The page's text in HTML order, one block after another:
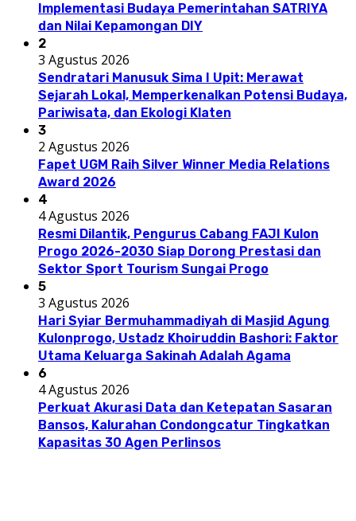
Implementasi Budaya Pemerintahan SATRIYA
dan Nilai Kepamongan DIY
2
3 Agustus 2026
Sendratari Manusuk Sima I Upit: Merawat
Sejarah Lokal, Memperkenalkan Potensi Budaya,
Pariwisata, dan Ekologi Klaten
3
2 Agustus 2026
Fapet UGM Raih Silver Winner Media Relations
Award 2026
4
4 Agustus 2026
Resmi Dilantik, Pengurus Cabang FAJI Kulon
Progo 2026-2030 Siap Dorong Prestasi dan
Sektor Sport Tourism Sungai Progo
5
3 Agustus 2026
Hari Syiar Bermuhammadiyah di Masjid Agung
Kulonprogo, Ustadz Khoiruddin Bashori: Faktor
Utama Keluarga Sakinah Adalah Agama
6
4 Agustus 2026
Perkuat Akurasi Data dan Ketepatan Sasaran
Bansos, Kalurahan Condongcatur Tingkatkan
Kapasitas 30 Agen Perlinsos